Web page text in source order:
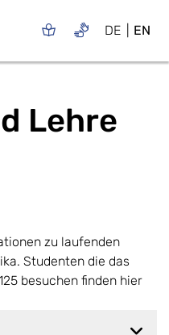
DE EN
Lehre
zu laufenden
Studenten die das
besuchen finden hier